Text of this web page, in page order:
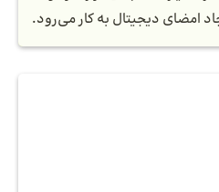
امضای دیجیتال به کار می‌رود.